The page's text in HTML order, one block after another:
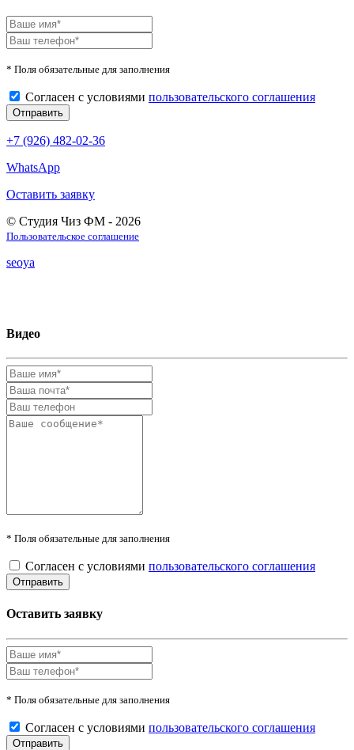
* Поля обязательные для заполнения
Согласен с условиями пользовательского соглашения
+7 (926) 482-02-36
WhatsApp
Оставить заявку
© Студия Чиз ФМ - 2026
Пользовательское соглашение
seoya
Видео
* Поля обязательные для заполнения
Согласен с условиями пользовательского соглашения
Оставить заявку
* Поля обязательные для заполнения
Согласен с условиями пользовательского соглашения